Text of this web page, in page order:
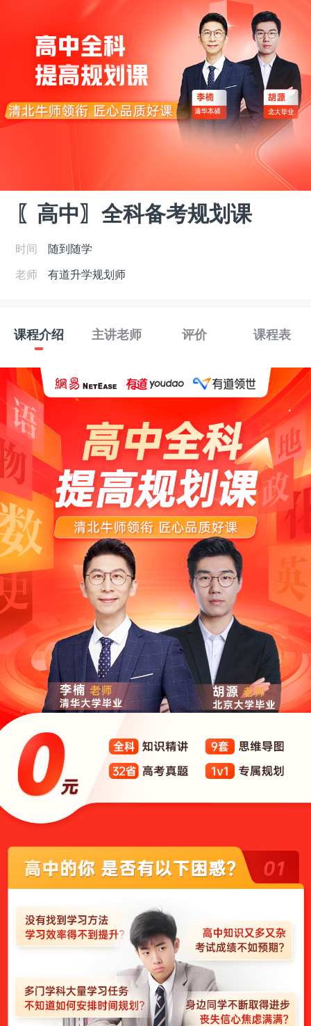
〖高中〗全科备考规划课
时间
随到随学
老师
有道升学规划师
课程介绍 主讲老师 评价 课程表